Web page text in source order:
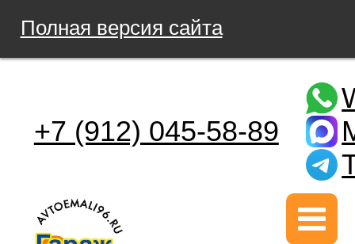
Полная версия сайта
+7 (912) 045-58-89